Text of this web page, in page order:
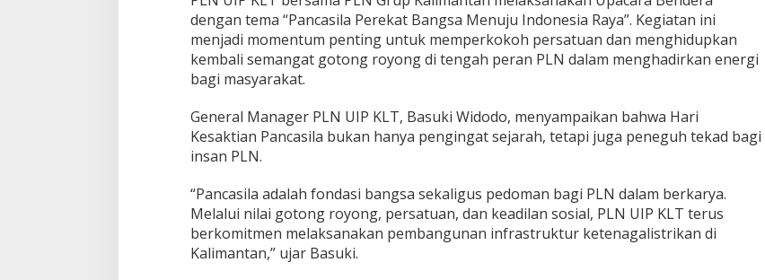
dengan tema “Pancasila Perekat Bangsa Menuju Indonesia Raya”. Kegiatan ini
menjadi momentum penting untuk memperkokoh persatuan dan menghidupkan
kembali semangat gotong royong di tengah peran PLN dalam menghadirkan energi
bagi masyarakat.
General Manager PLN UIP KLT, Basuki Widodo, menyampaikan bahwa Hari
Kesaktian Pancasila bukan hanya pengingat sejarah, tetapi juga peneguh tekad bagi
insan PLN.
“Pancasila adalah fondasi bangsa sekaligus pedoman bagi PLN dalam berkarya.
Melalui nilai gotong royong, persatuan, dan keadilan sosial, PLN UIP KLT terus
berkomitmen melaksanakan pembangunan infrastruktur ketenagalistrikan di
Kalimantan,” ujar Basuki.